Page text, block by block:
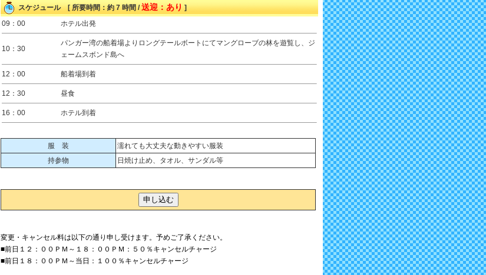
スケジュール [ 所要時間：約 7 時間 /送迎：あり]
09：00
ホテル出発
10：30
パンガー湾の船着場よりロングテールボートにてマングローブの林を遊覧し、ジ
ェームスボンド島へ
12：00 船着場到着
12：30 昼食
16：00 ホテル到着
服 装
濡れても大丈夫な動きやすい服装
持参物
日焼け止め、タオル、サンダル等
変更・キャンセル料は以下の通り申し受けます。予めご了承ください。
■前日１２：００ＰＭ～１８：００ＰＭ：５０％キャンセルチャージ
■前日１８：００ＰＭ～当日：１００％キャンセルチャージ